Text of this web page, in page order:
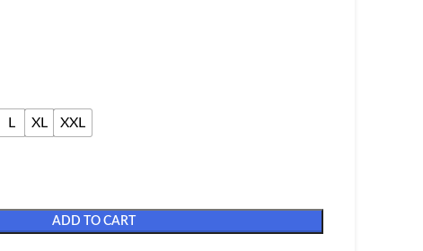
L XL XXL
ADD TO CART